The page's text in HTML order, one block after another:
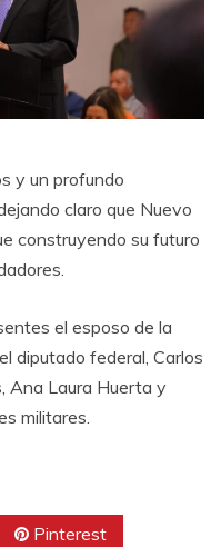
y un profundo
claro que Nuevo
construyendo su futuro
el esposo de la
diputado federal, Carlos
Ana Laura Huerta y
militares.
Pinterest